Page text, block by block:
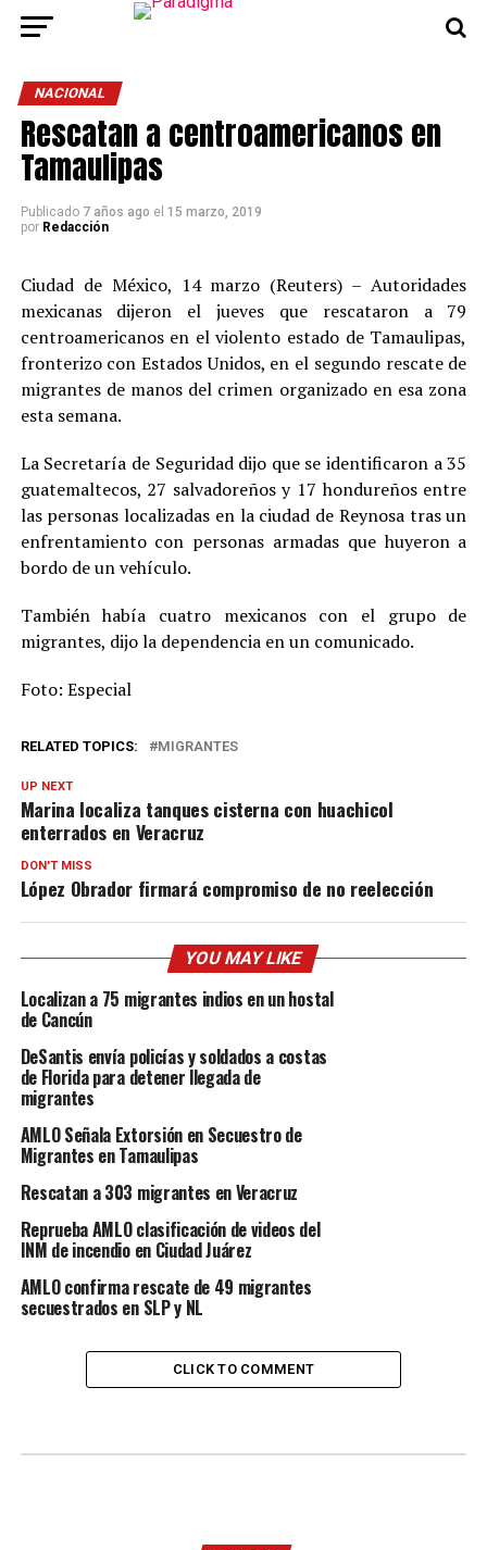
NACIONAL
Rescatan a centroamericanos en
Tamaulipas
Publicado 7 años ago el 15 marzo, 2019
por Redacción
Ciudad de México, 14 marzo (Reuters) – Autoridades
mexicanas dijeron el jueves que rescataron a 79
centroamericanos en el violento estado de Tamaulipas,
fronterizo con Estados Unidos, en el segundo rescate de
migrantes de manos del crimen organizado en esa zona
esta semana.
La Secretaría de Seguridad dijo que se identificaron a 35
guatemaltecos, 27 salvadoreños y 17 hondureños entre
las personas localizadas en la ciudad de Reynosa tras un
enfrentamiento con personas armadas que huyeron a
bordo de un vehículo.
También había cuatro mexicanos con el grupo de
migrantes, dijo la dependencia en un comunicado.
Foto: Especial
RELATED TOPICS: MIGRANTES
UP NEXT
Marina localiza tanques cisterna con huachicol
enterrados en Veracruz
DON'T MISS
López Obrador firmará compromiso de no reelección
YOU MAY LIKE
Localizan a 75 migrantes indios en un hostal
de Cancún
DeSantis envía policías y soldados a costas
de Florida para detener llegada de
migrantes
AMLO Señala Extorsión en Secuestro de
Migrantes en Tamaulipas
Rescatan a 303 migrantes en Veracruz
Reprueba AMLO clasificación de videos del
INM de incendio en Ciudad Juárez
AMLO confirma rescate de 49 migrantes
secuestrados en SLP y NL
CLICK TO COMMENT